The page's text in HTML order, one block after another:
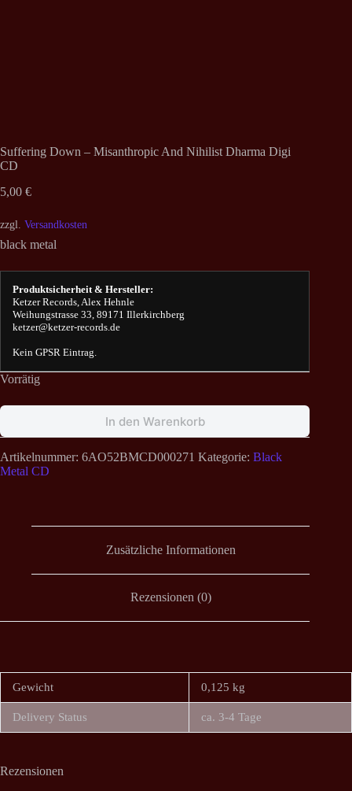
Suffering Down – Misanthropic And Nihilist Dharma Digi
CD
5,00 €
zzgl. Versandkosten
black metal
Produktsicherheit & Hersteller:
Ketzer Records, Alex Hehnle
Weihungstrasse 33, 89171 Illerkirchberg
ketzer@ketzer-records.de
Kein GPSR Eintrag.
Vorrätig
In den Warenkorb
Artikelnummer: 6AO52BMCD000271 Kategorie: Black
Metal CD
Zusätzliche Informationen
Rezensionen (0)
Gewicht 0,125 kg
Delivery Status ca. 3-4 Tage
Rezensionen